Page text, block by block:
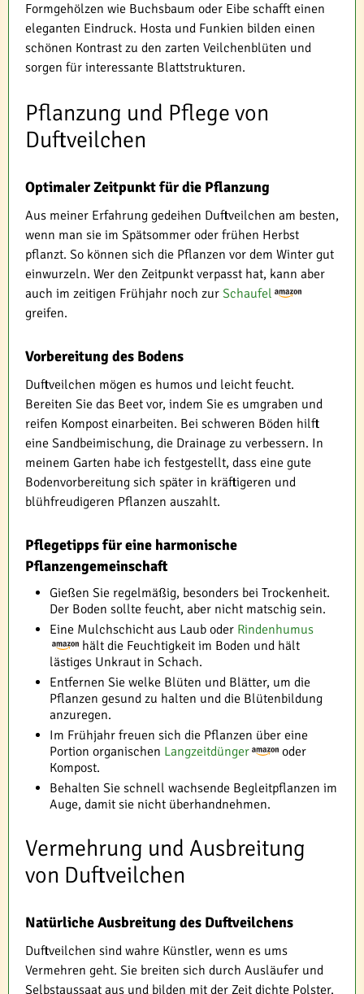
Formgehölzen wie Buchsbaum oder Eibe schafft einen
eleganten Eindruck. Hosta und Funkien bilden einen
schönen Kontrast zu den zarten Veilchenblüten und
sorgen für interessante Blattstrukturen.
Pflanzung und Pflege von
Duftveilchen
Optimaler Zeitpunkt für die Pflanzung
Aus meiner Erfahrung gedeihen Duftveilchen am besten,
wenn man sie im Spätsommer oder frühen Herbst
pflanzt. So können sich die Pflanzen vor dem Winter gut
einwurzeln. Wer den Zeitpunkt verpasst hat, kann aber
auch im zeitigen Frühjahr noch zur Schaufel
greifen.
Vorbereitung des Bodens
Duftveilchen mögen es humos und leicht feucht.
Bereiten Sie das Beet vor, indem Sie es umgraben und
reifen Kompost einarbeiten. Bei schweren Böden hilft
eine Sandbeimischung, die Drainage zu verbessern. In
meinem Garten habe ich festgestellt, dass eine gute
Bodenvorbereitung sich später in kräftigeren und
blühfreudigeren Pflanzen auszahlt.
Pflegetipps für eine harmonische
Pflanzengemeinschaft
Gießen Sie regelmäßig, besonders bei Trockenheit.
Der Boden sollte feucht, aber nicht matschig sein.
Eine Mulchschicht aus Laub oder Rindenhumus
hält die Feuchtigkeit im Boden und hält
lästiges Unkraut in Schach.
Entfernen Sie welke Blüten und Blätter, um die
Pflanzen gesund zu halten und die Blütenbildung
anzuregen.
Im Frühjahr freuen sich die Pflanzen über eine
Portion organischen Langzeitdünger
oder
Kompost.
Behalten Sie schnell wachsende Begleitpflanzen im
Auge, damit sie nicht überhandnehmen.
Vermehrung und Ausbreitung
von Duftveilchen
Natürliche Ausbreitung des Duftveilchens
Duftveilchen sind wahre Künstler, wenn es ums
Vermehren geht. Sie breiten sich durch Ausläufer und
Selbstaussaat aus und bilden mit der Zeit dichte Polster.